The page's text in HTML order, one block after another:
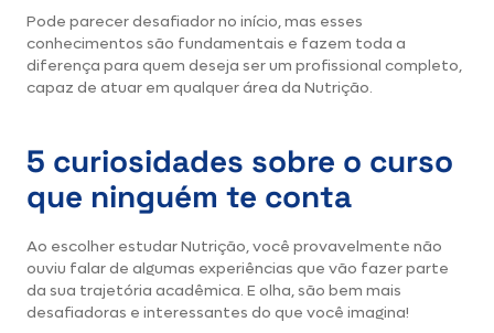
Pode parecer desafiador no início, mas esses
conhecimentos são fundamentais e fazem toda a
diferença para quem deseja ser um profissional completo,
capaz de atuar em qualquer área da Nutrição.
5 curiosidades sobre o curso
que ninguém te conta
Ao escolher estudarNutrição, você provavelmente não
ouviu falar de algumas experiências que vão fazer parte
da sua trajetória acadêmica. E olha, são bem mais
desafiadoras e interessantes do que você imagina!